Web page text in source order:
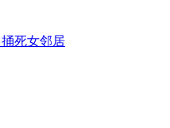
死女邻居